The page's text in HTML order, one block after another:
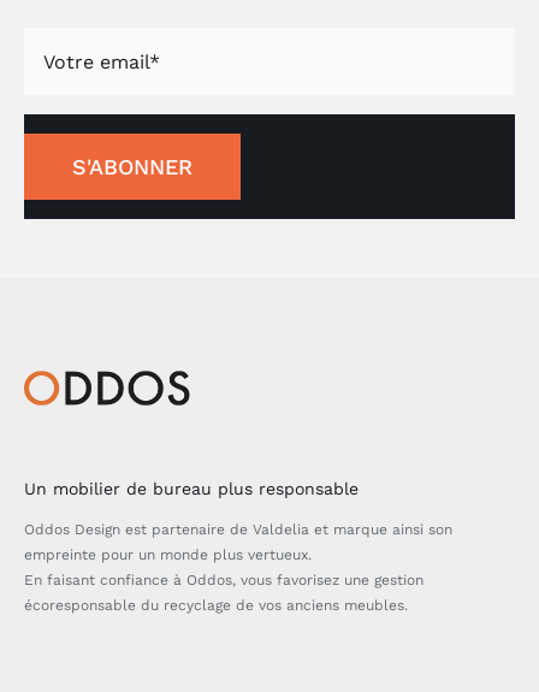
S'ABONNER
Un mobilier de bureau plus responsable
Oddos Design est partenaire de Valdelia et marque ainsi son
empreinte pour un monde plus vertueux.
En faisant confiance à Oddos, vous favorisez une gestion
écoresponsable du recyclage de vos anciens meubles.